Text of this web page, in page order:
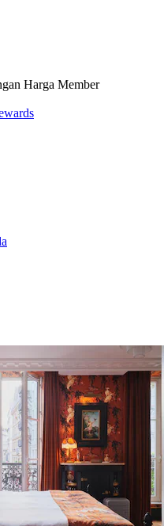
Harga Member